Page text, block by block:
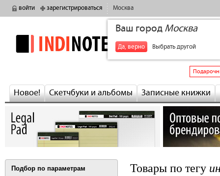
войти зарегистрироваться Москва
Ваш город Москва
Да, верно Выбрать другой
indinotes
Новое! Скетчбуки и альбомы Записные книжки
Товары по тегу
Подбор по параметрам